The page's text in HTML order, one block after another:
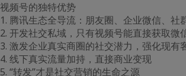
视频号的独特优势
1. 腾讯生态全导流：朋友圈、企业微信、
2. 开发社交私域，只有视频号能直接获取微
3. 激发企业真实商圈的社交潜力，强化现有
4. 线下真实流量加持，直接商业变现
5. “转发”才是社交营销的生命之源